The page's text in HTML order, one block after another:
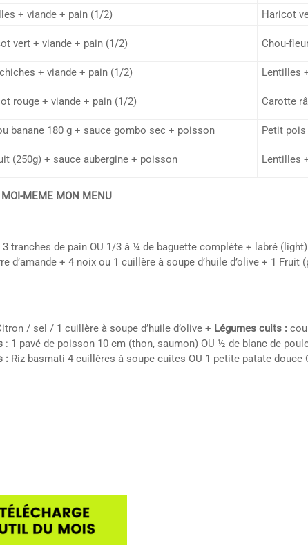
+ viande + pain (1/2) Haricot
vert + viande + pain (1/2) Chou-
+ viande + pain (1/2) Lentilles
rouge + viande + pain (1/2) Carotte
banane 180 g + sauce gombo sec + poisson Petit
(250g) + sauce aubergine + poisson Lentilles
MEME MON MENU
de pain OU 1/3 à ¼ de baguette complète + labré (light)
+ 4 noix ou 1 cuillère à soupe d’huile d’olive + 1 Fruit
/ sel / 1 cuillère à soupe d’huile d’olive + Légumes cuits :
: 1 pavé de poisson 10 cm (thon, saumon) OU ½ de blanc de
: Riz basmati 4 cuillères à soupe cuites OU 1 petite patate